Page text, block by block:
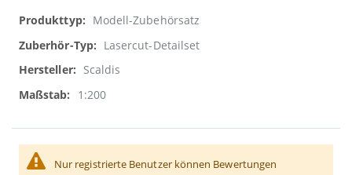
Weitere
Informationen
Modell-Zubehörsatz
Lasercut-Detailset
Scaldis
1:200
Nur registrierte Benutzer können Bewertungen